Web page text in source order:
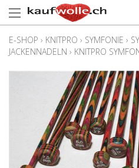
E-SHOP › KNITPRO › SYMFONIE ›
JACKENNADELN › KNITPRO